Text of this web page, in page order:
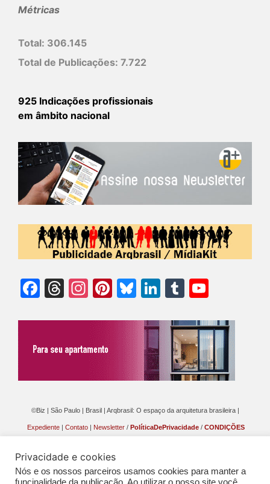
Métricas
Total: 306.145
Total de Publicações: 7.722
925 Indicações profissionais
em âmbito nacional
Facebook
Threads
Instagram
Pinterest
Bluesky
LinkedIn
Tumblr
©Biz | São Paulo | Brasil | Arqbrasil: O espaço da arquitetura brasileira |
Expediente | Contato | Newsletter / PolíticaDePrivacidade / CONDIÇÕES
Privacidade e cookies
Nós e os nossos parceiros usamos cookies para manter a